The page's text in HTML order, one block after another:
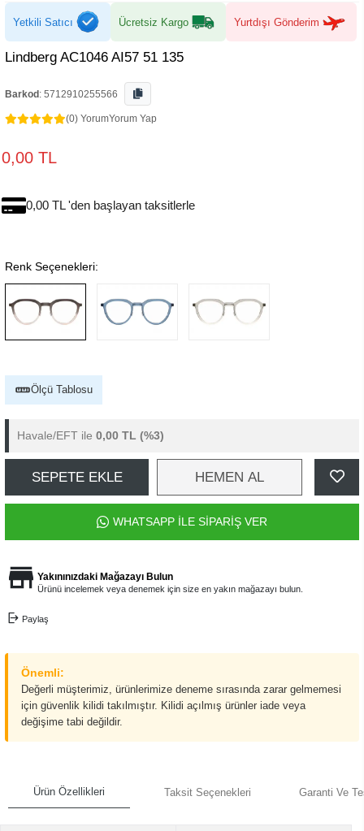
Yetkili Satıcı Ücretsiz Kargo Yurtdışı Gönderim
Lindberg AC1046 AI57 51 135
Barkod : 5712910255566
(0) YorumYorum Yap
0,00 TL
0,00 TL 'den başlayan taksitlerle
Renk Seçenekleri:
Ölçü Tablosu
Havale/EFT ile 0,00 TL (%3)
SEPETE EKLE HEMEN AL
WHATSAPP İLE SİPARİŞ VER
Yakınınızdaki Mağazayı Bulun
Ürünü incelemek veya denemek için size en yakın mağazayı bulun.
Paylaş
Önemli:
Değerli müşterimiz, ürünlerimize deneme sırasında zarar gelmemesi
için güvenlik kilidi takılmıştır. Kilidi açılmış ürünler iade veya
değişime tabi değildir.
Ürün Özellikleri Taksit Seçenekleri Garanti Ve